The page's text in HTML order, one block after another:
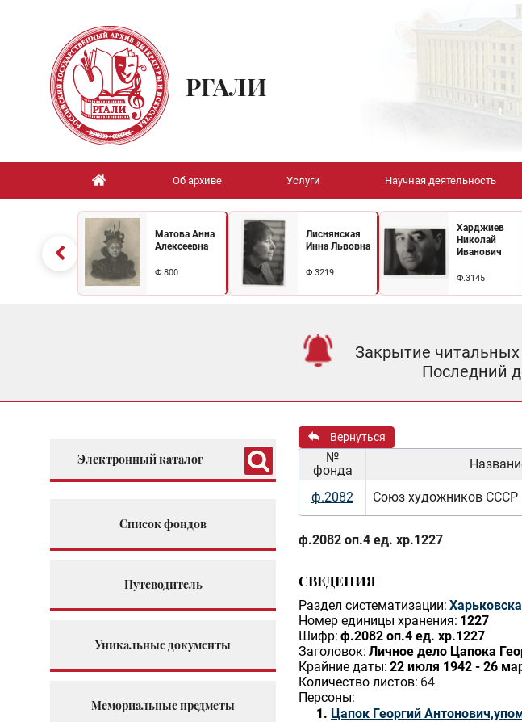
РГАЛИ
Об архиве Услуги Научная деятельность
Матова Анна
Алексеевна
Ф.800
Лиснянская
Инна Львовна
Ф.3219
Харджиев
Николай
Иванович
Ф.3145
Закрытие читальных
Последний
Электронный каталог
Список фондов
Путеводитель
Уникальные документы
Мемориальные предметы
Вернуться
№
фонда
ф.2082
Союз художников СССР
ф.2082 оп.4 ед. хр.1227
СВЕДЕНИЯ
Раздел систематизации:
Номер единицы хранения: 1227
Шифр: ф.2082 оп.4 ед. хр.1227
Заголовок: Личное дело Цапока
Крайние даты: 22 июля 1942 - 26
Количество листов: 64
Персоны:
Цапок Георгий